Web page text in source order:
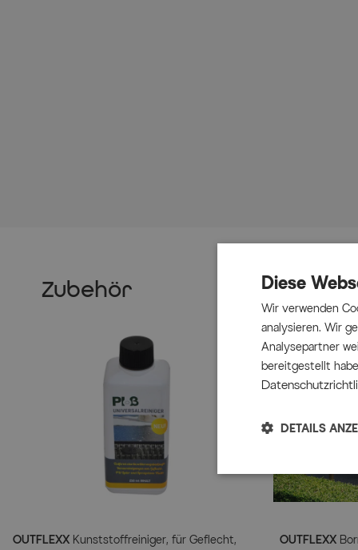
Zubehör
OUTFLEXX Kunststoffreiniger, für Geflecht,
OUTFLEXX
Diese
Wir verwenden
analysieren. Wir
Analysepartner
bereitgestellt
DETAILS